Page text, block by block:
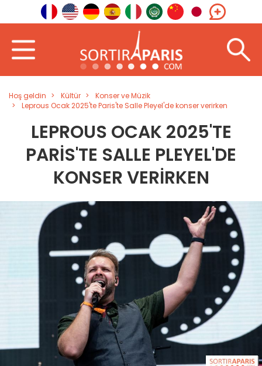
Hoş geldin Kültür
Konser ve Müzik
Leprous Ocak 2025'te Paris'te Salle Pleyel'de konser verirken
LEPROUS OCAK 2025'TE
PARIS'TE SALLE PLEYEL'DE
KONSER VERIRKEN